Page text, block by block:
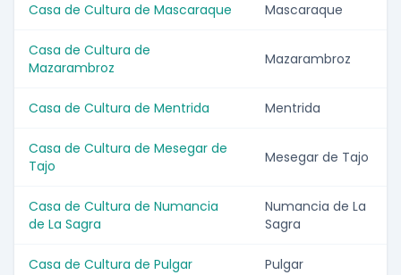
Casa de Cultura de Mascaraque Mascaraque
Casa de Cultura de
Mazarambroz
Mazarambroz
Casa de Cultura de Mentrida Mentrida
Casa de Cultura de Mesegar de
Tajo
Mesegar de Tajo
Casa de Cultura de Numancia
de La Sagra
Numancia de La
Sagra
Casa de Cultura de Pulgar Pulgar